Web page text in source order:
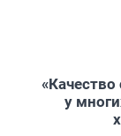
«Качество
у